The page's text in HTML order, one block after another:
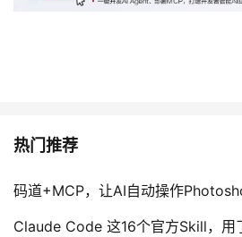
热门推荐
码道+MCP，让AI自动操作
Claude Code 这16个官方Skill，用